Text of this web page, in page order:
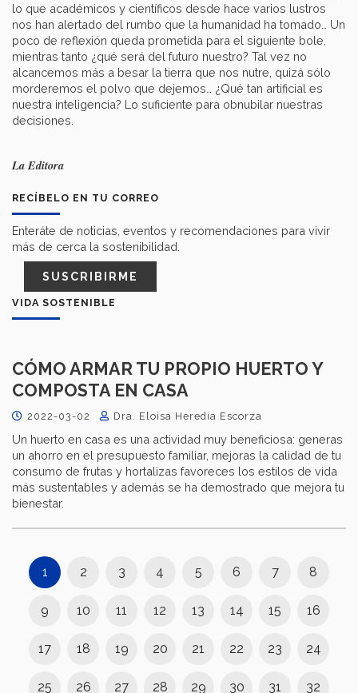
lo que académicos y científicos desde hace varios lustros
nos han alertado del rumbo que la humanidad ha tomado… Un
poco de reflexión queda prometida para el siguiente bole,
mientras tanto ¿qué será del futuro nuestro? Tal vez no
alcancemos más a besar la tierra que nos nutre, quizá sólo
morderemos el polvo que dejemos… ¿Qué tan artificial es
nuestra inteligencia? Lo suficiente para obnubilar nuestras
decisiones.
La Editora
RECÍBELO EN TU CORREO
Enteráte de noticias, eventos y recomendaciones para vivir
más de cerca la sostenibilidad.
SUSCRIBIRME
VIDA SOSTENIBLE
CÓMO ARMAR TU PROPIO HUERTO Y
COMPOSTA EN CASA
2022-03-02 Dra. Eloisa Heredia Escorza
Un huerto en casa es una actividad muy beneficiosa: generas
un ahorro en el presupuesto familiar, mejoras la calidad de tu
consumo de frutas y hortalizas favoreces los estilos de vida
más sustentables y además se ha demostrado que mejora tu
bienestar.
1 2 3 4 5 6 7 8
9 10 11 12 13 14 15 16
17 18 19 20 21 22 23 24
25 26 27 28 29 30 31 32